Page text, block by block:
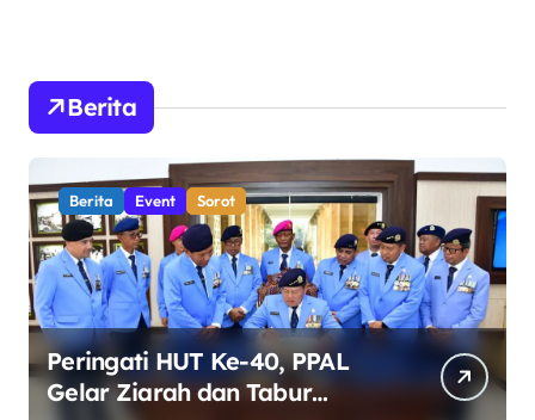
Berita
Berita Event Sorot
Peringati HUT Ke-40, PPAL
Gelar Ziarah dan Tabur